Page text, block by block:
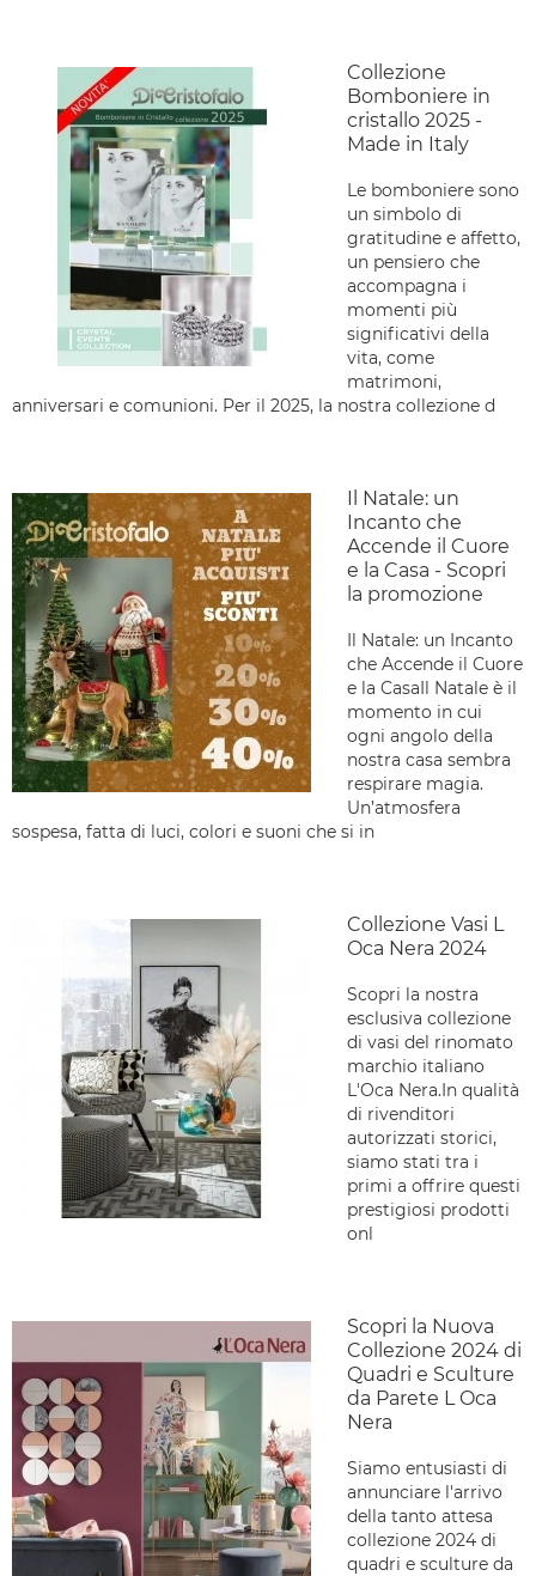
Collezione
Bomboniere in
cristallo 2025 -
Made in Italy
Le bomboniere sono
un simbolo di
gratitudine e affetto,
un pensiero che
accompagna i
momenti più
significativi della
vita, come
matrimoni,
anniversari e comunioni. Per il 2025, la nostra collezione d
Il Natale: un
Incanto che
Accende il Cuore
e la Casa - Scopri
la promozione
Il Natale: un Incanto
che Accende il Cuore
e la CasaIl Natale è il
momento in cui
ogni angolo della
nostra casa sembra
respirare magia.
Un’atmosfera
sospesa, fatta di luci, colori e suoni che si in
Collezione Vasi L
Oca Nera 2024
Scopri la nostra
esclusiva collezione
di vasi del rinomato
marchio italiano
L'Oca Nera.In qualità
di rivenditori
autorizzati storici,
siamo stati tra i
primi a offrire questi
prestigiosi prodotti
onl
Scopri la Nuova
Collezione 2024 di
Quadri e Sculture
da Parete L Oca
Nera
Siamo entusiasti di
annunciare l'arrivo
della tanto attesa
collezione 2024 di
quadri e sculture da